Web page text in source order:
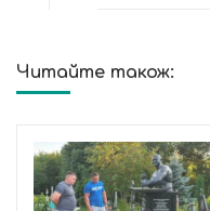
Читайте також: